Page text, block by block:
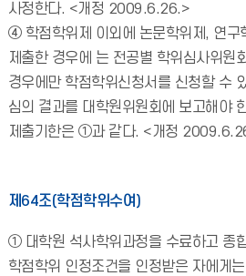
사정한다. <개정 2009.6.26.>
④ 학점학위제 이외에 논문학위제, 연구
제출한 경우에 는 전공별 학위심사위원
경우에만 학점학위신청서를 신청할 수
심의 결과를 대학원위원회에 보고해야
제출기한은 ①과 같다. <개정
제64조(학점학위수여)
① 대학원 석사학위과정을 수료하고 종
학점학위 인정조건을 인정받은 자에게